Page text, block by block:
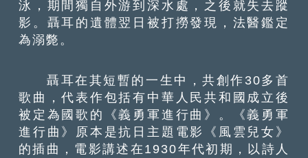
泳，期間獨自外游到深水處，之後就失去蹤
影。聶耳的遺體翌日被打撈發現，法醫鑑定
為溺斃。
聶耳在其短暫的一生中，共創作30多首
歌曲，代表作包括有中華人民共和國成立後
被定為國歌的《義勇軍進行曲》。《義勇軍
進行曲》原本是抗日主題電影《風雲兒女》
的插曲，電影講述在1930年代初期，以詩人